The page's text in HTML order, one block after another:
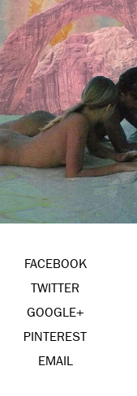
FACEBOOK
TWITTER
GOOGLE+
PINTEREST
EMAIL